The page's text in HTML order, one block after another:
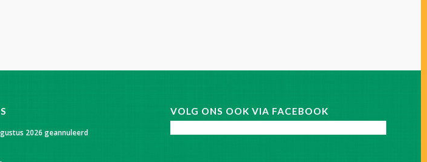
2026 geannuleerd
VOLG ONS OOK VIA FACEBOOK